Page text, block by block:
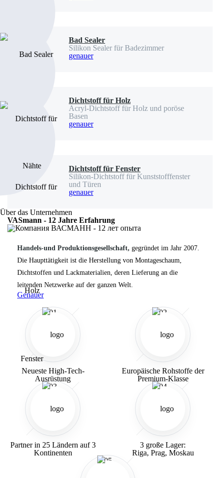
Bad Sealer
Silikon Sealer für Badezimmer
genauer
Dichtstoff für Holz
Acryl-Dichtstoff für Holz und poröse
Basen
genauer
Dichtstoff für Fenster
Silikon-Dichtstoff für Kunststofffenster
und Türen
genauer
Über das Unternehmen
VASmann - 12 Jahre Erfahrung
Handels-und Produktionsgesellschaft, gegründet im Jahr 2007.
Die Haupttätigkeit ist die Herstellung von Montageschaum,
Dichtstoffen und Lackmaterialien, deren Lieferung an die
leitenden Netzwerke auf der ganzen Welt.
Genauer
01
Neueste High-Tech-
Ausrüstung
02
Europäische Rohstoffe der
Premium-Klasse
03
Partner in 25 Ländern auf 3
Kontinenten
04
3 große Lager:
Riga, Prag, Moskau
05